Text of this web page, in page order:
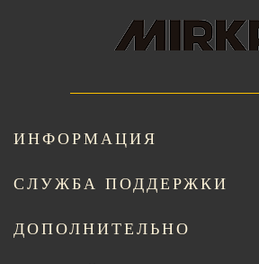
ИНФОРМАЦИЯ
СЛУЖБА ПОДДЕРЖКИ
ДОПОЛНИТЕЛЬНО